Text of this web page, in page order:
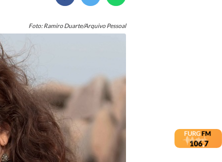
Foto: Ramiro Duarte/Arquivo Pessoal